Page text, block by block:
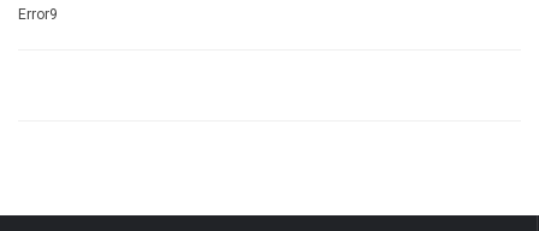
Error9